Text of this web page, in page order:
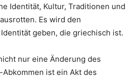
Identität, Kultur, Traditionen und
Es wird den
geben, die griechisch ist.
nur eine Änderung des
ist ein Akt des